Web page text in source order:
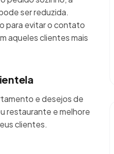
ser reduzida.
para evitar o contato
aqueles clientes mais
e desejos de
restaurante e melhore
clientes.